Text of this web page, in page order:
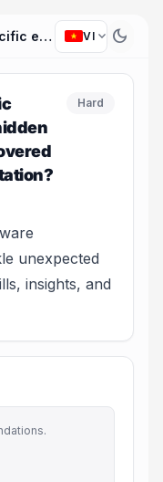
Can you provide a specific example of a surprising hidden bottleneck that was discovered during project implementation? VI expand_more dark_mode
Hard
unexpected
insights, and